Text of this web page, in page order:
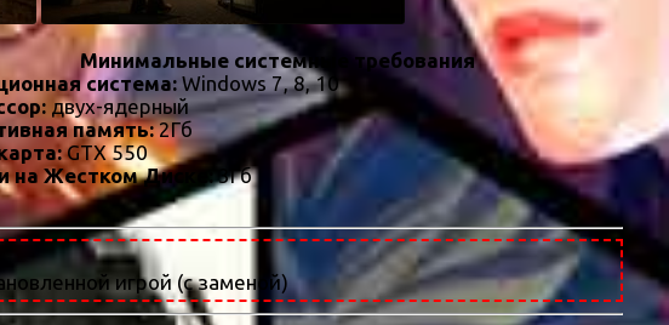
Минимальные системные требования
система: Windows 7, 8, 10
двух-ядерный
память:2Гб
GTX 550
на Жестком Диске:
3Гб
игрой (с заменой)